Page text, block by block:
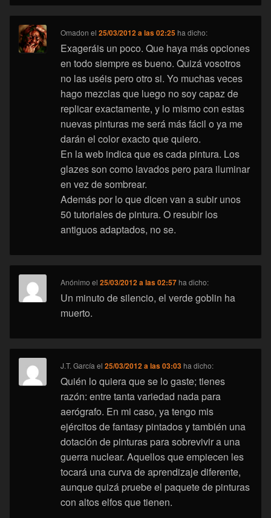
Omadon el25/03/2012 a las 02:25 ha dicho:
Exageráis un poco. Que haya más opciones
en todo siempre es bueno. Quizá vosotros
no las uséis pero otro si. Yo muchas veces
hago mezclas que luego no soy capaz de
replicar exactamente, y lo mismo con estas
nuevas pinturas me será más fácil o ya me
darán el color exacto que quiero.
En la web indica que es cada pintura. Los
glazes son como lavados pero para iluminar
en vez de sombrear.
Además por lo que dicen van a subir unos
50 tutoriales de pintura. O resubir los
antiguos adaptados, no se.
Anónimo el25/03/2012 a las 02:57 ha dicho:
Un minuto de silencio, el verde goblin ha
muerto.
J.T. García el25/03/2012 a las 03:03 ha dicho:
Quién lo quiera que se lo gaste; tienes
razón: entre tanta variedad nada para
aerógrafo. En mi caso, ya tengo mis
ejércitos de fantasy pintados y también una
dotación de pinturas para sobrevivir a una
guerra nuclear. Aquellos que empiecen les
tocará una curva de aprendizaje diferente,
aunque quizá pruebe el paquete de pinturas
con altos elfos que tienen.